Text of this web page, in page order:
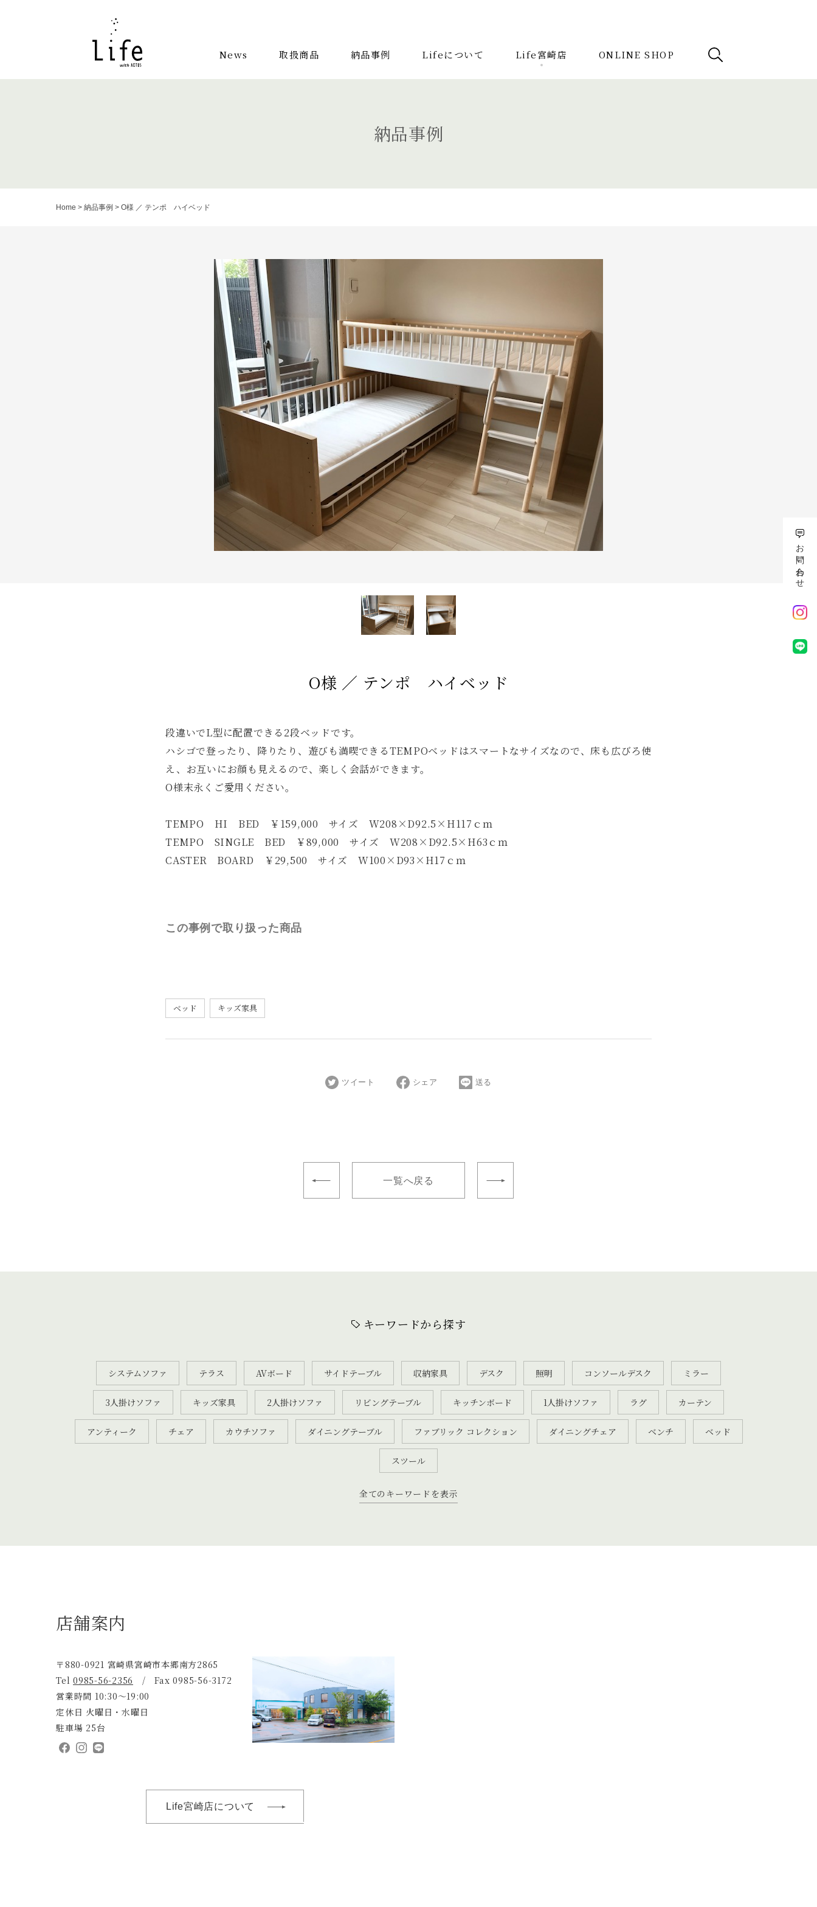
News 取扱商品 納品事例 Lifeについて Life宮崎店 ONLINE SHOP
システムソファ テラス AVボード サイドテーブル 収納家具 デスク
カーテン アンティーク チェア カウチソファ ダイニングテーブル
ファブリック コレクション
納品事例
Home > 納品事例 > O様 ／ テンポ ハイベッド
O様 ／ テンポ ハイベッド
段違いでL型に配置できる2段ベッドです。
ハシゴで登ったり、降りたり、遊びも満喫できるTEMPOベッドはスマートなサイズなので、床も広びろ使
え、お互いにお顔も見えるので、楽しく会話ができます。
O様末永くご愛用ください。
TEMPO HI BED ￥159,000 サイズ W208×D92.5×H117ｃｍ
TEMPO SINGLE BED ￥89,000 サイズ W208×D92.5×H63ｃｍ
CASTER BOARD ￥29,500 サイズ W100×D93×H17ｃｍ
この事例で取り扱った商品
ベッド キッズ家具
ツイート シェア 送る
一覧へ戻る
キーワードから探す
システムソファ テラス AVボード サイドテーブル 収納家具 デスク 照明 コンソールデスク ミラー
3人掛けソファ キッズ家具 2人掛けソファ リビングテーブル キッチンボード 1人掛けソファ ラグ カーテン
アンティーク チェア カウチソファ ダイニングテーブル ファブリック コレクション ダイニングチェア ベンチ ベッド
スツール
全てのキーワードを表示
店舗案内
〒880-0921 宮崎県宮崎市本郷南方2865
Tel 0985-56-2356 / Fax 0985-56-3172
営業時間 10:30～19:00
定休日 火曜日・水曜日
駐車場 25台
Life宮崎店について
お問い合わせ